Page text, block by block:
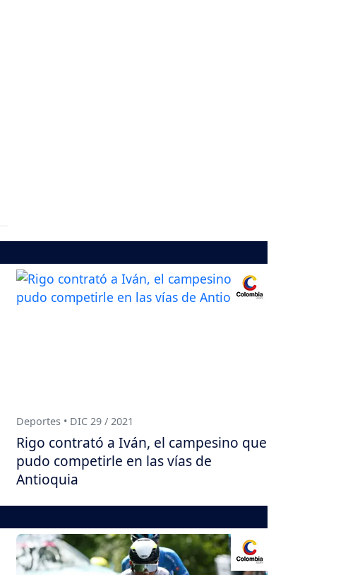
Deportes • DIC 29 / 2021
Rigo contrató a Iván, el campesino que
pudo competirle en las vías de
Antioquia